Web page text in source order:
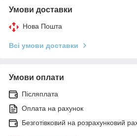
Умови доставки
Нова Пошта
Всі умови доставки
Умови оплати
Післяплата
Оплата на рахунок
Безготівковий на розрахунковий